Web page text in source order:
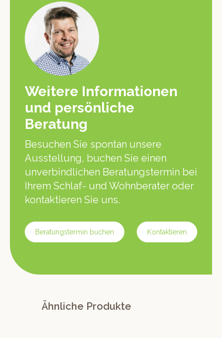
Weitere Informationen
und persönliche
Beratung
Besuchen Sie spontan unsere
Ausstellung, buchen Sie einen
unverbindlichen Beratungstermin bei
Ihrem Schlaf- und Wohnberater oder
kontaktieren Sie uns.
Beratungstermin buchen Kontaktieren
Ähnliche Produkte